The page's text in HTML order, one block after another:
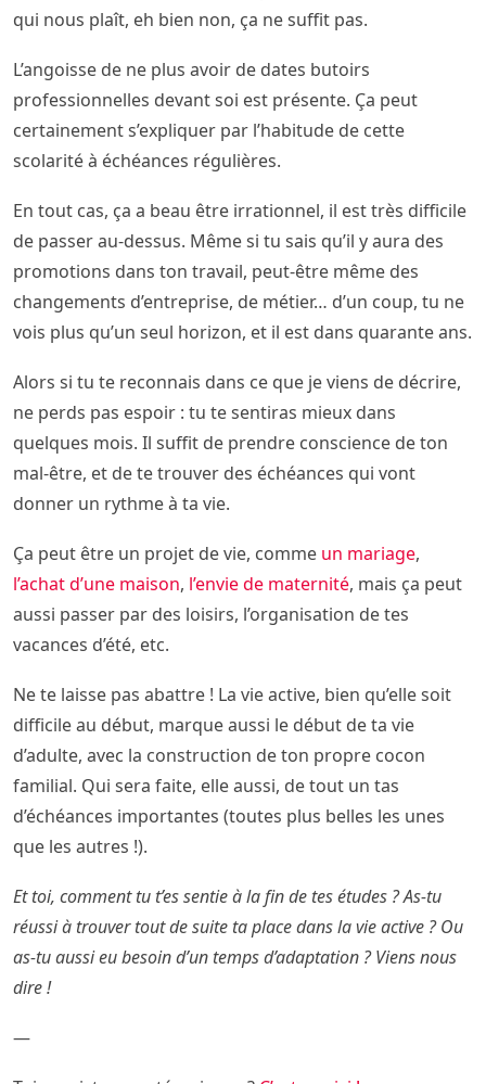
qui nous plaît, eh bien non, ça ne suffit pas.
L’angoisse de ne plus avoir de dates butoirs
professionnelles devant soi est présente. Ça peut
certainement s’expliquer par l’habitude de cette
scolarité à échéances régulières.
En tout cas, ça a beau être irrationnel, il est très difficile
de passer au-dessus. Même si tu sais qu’il y aura des
promotions dans ton travail, peut-être même des
changements d’entreprise, de métier… d’un coup, tu ne
vois plus qu’un seul horizon, et il est dans quarante ans.
Alors si tu te reconnais dans ce que je viens de décrire,
ne perds pas espoir : tu te sentiras mieux dans
quelques mois. Il suffit de prendre conscience de ton
mal-être, et de te trouver des échéances qui vont
donner un rythme à ta vie.
Ça peut être un projet de vie, comme un mariage,
l’achat d’une maison, l’envie de maternité, mais ça peut
aussi passer par des loisirs, l’organisation de tes
vacances d’été, etc.
Ne te laisse pas abattre ! La vie active, bien qu’elle soit
difficile au début, marque aussi le début de ta vie
d’adulte, avec la construction de ton propre cocon
familial. Qui sera faite, elle aussi, de tout un tas
d’échéances importantes (toutes plus belles les unes
que les autres !).
Et toi, comment tu t’es sentie à la fin de tes études ? As-tu
réussi à trouver tout de suite ta place dans la vie active ? Ou
as-tu aussi eu besoin d’un temps d’adaptation ? Viens nous
dire !
—